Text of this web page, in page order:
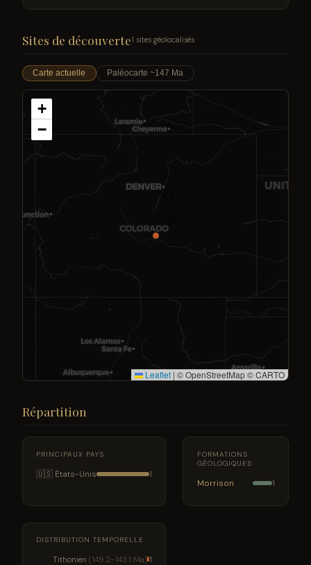
Sites de découverte1 sites géolocalisés
Carte actuelle Paléocarte ~147 Ma
+
−
Leaflet | © OpenStreetMap © CARTO
Répartition
PRINCIPAUX PAYS
🇺🇸 États-Unis 1
FORMATIONS
GÉOLOGIQUES
Morrison 1
DISTRIBUTION TEMPORELLE
Tithonien (149.2–143.1 Ma) 1